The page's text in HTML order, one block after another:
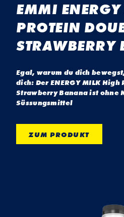
EMMI
PROTEIN
STRAWBERRY
Egal, warum du dich
dich: Der ENERGY MILK
Strawberry Banana ist ohne
Süssungsmittel
ZUM PRODUKT